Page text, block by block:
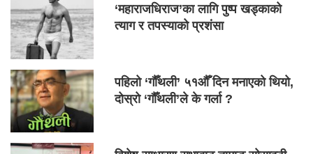
‘महाराजधिराज’का लागि पुष्प खड्काको
त्याग र तपस्याको प्रशंसा
पहिलो ‘गौँथली’ ५१औँ दिन मनाएको थियो,
दोस्रो ‘गौँथली’ले के गर्ला ?